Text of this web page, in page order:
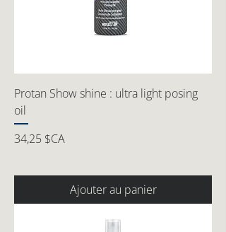
Protan Show shine : ultra light posing
oil
Prix
34,25 $CA
Ajouter au panier